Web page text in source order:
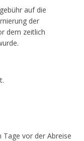
auf die
der
dem zeitlich
Tage vor der Abreise